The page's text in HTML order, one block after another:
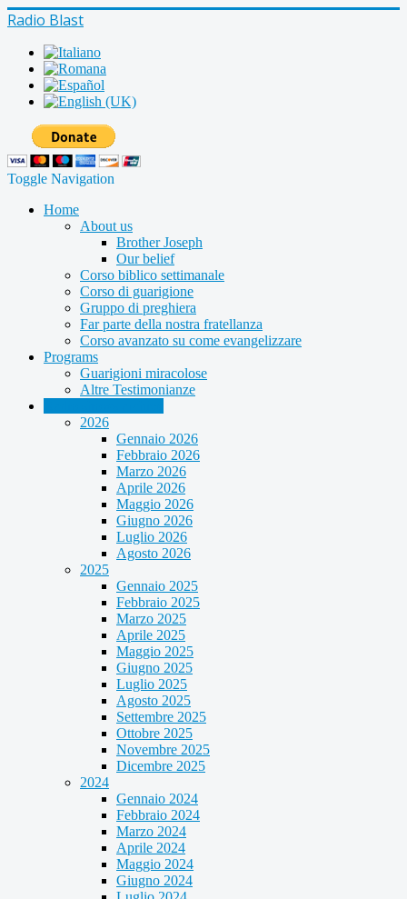
Radio Blast
Toggle Navigation
Home
About us
Brother Joseph
Our belief
Corso biblico settimanale
Corso di guarigione
Gruppo di preghiera
Far parte della nostra fratellanza
Corso avanzato su come evangelizzare
Programs
Guarigioni miracolose
Altre Testimonianze
2026
Gennaio 2026
Febbraio 2026
Marzo 2026
Aprile 2026
Maggio 2026
Giugno 2026
Luglio 2026
Agosto 2026
2025
Gennaio 2025
Febbraio 2025
Marzo 2025
Aprile 2025
Maggio 2025
Giugno 2025
Luglio 2025
Agosto 2025
Settembre 2025
Ottobre 2025
Novembre 2025
Dicembre 2025
2024
Gennaio 2024
Febbraio 2024
Marzo 2024
Aprile 2024
Maggio 2024
Giugno 2024